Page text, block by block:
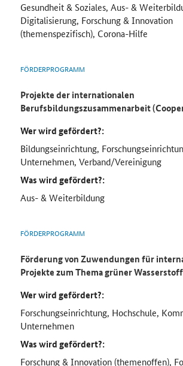
Gesundheit & Soziales, Aus- &
Digitalisierung, Forschung & Innovation
(themenspezifisch), Corona-Hilfe
FÖRDERPROGRAMM
Projekte der internationalen
Berufsbildungszusammenarbeit
Wer wird gefördert?:
Bildungseinrichtung,
Unternehmen, Verband/Vereinigung
Was wird gefördert?:
Aus- & Weiterbildung
FÖRDERPROGRAMM
Förderung von Zuwendungen für
Projekte zum Thema grüner Wasserstoff
Wer wird gefördert?:
Forschungseinrichtung, Hochschule,
Unternehmen
Was wird gefördert?:
Forschung & Innovation (themenoffen),